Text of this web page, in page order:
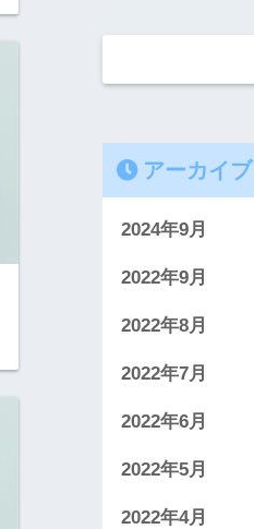
アーカイブ
2024年9月
2022年9月
2022年8月
2022年7月
2022年6月
2022年5月
2022年4月